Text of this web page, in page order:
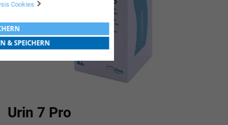
Urin 7 Pro
Anfang
der
Cookies
& SPEICHERN